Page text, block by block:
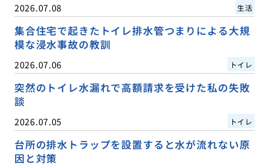
2026.07.08 生活
集合住宅で起きたトイレ排水管つまりによる大規
模な浸水事故の教訓
2026.07.06 トイレ
突然のトイレ水漏れで高額請求を受けた私の失敗
談
2026.07.05 トイレ
台所の排水トラップを設置すると水が流れない原
因と対策